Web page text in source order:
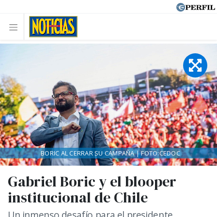
Gabriel Boric y el blooper
institucional de Chile
BORIC AL CERRAR SU CAMPAÑA | FOTO:CEDOC